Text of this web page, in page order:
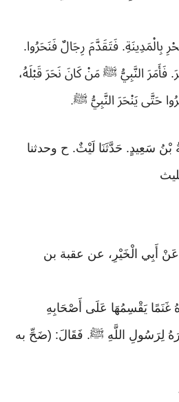
بِالْمَدِينَةِ. فَتَقَدَّمَ رِجَالٌ فَنَحَرُوا.
فَأَمَرَ النَّبِيُّ ﷺ مَنْ كَانَ نَحَرَ قَبْلَهُ،
حَتَّى يَنْحَرَ النَّبِيُّ ﷺ.
بْنُ سَعِيدٍ. حَدَّثَنَا لَيْثٌ. ح وحدثنا
أَبِي الْخَيْرِ، عن عقبة بن
يَقْسِمُهَا عَلَى أَصْحَابِهِ
لِرَسُولِ اللَّهِ ﷺ. فَقَالَ: (ضَحِّ به